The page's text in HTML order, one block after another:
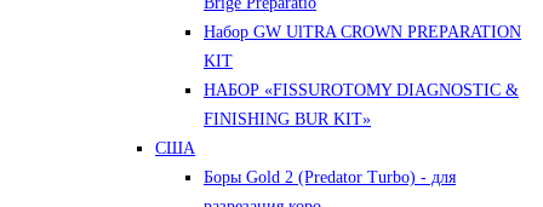
Набор GW UlTRA CROWN PREPARATION
KIT
НАБОР «FISSUROTOMY DIAGNOSTIC &
FINISHING BUR KIT»
США
Боры Gold 2 (Predator Turbo) - для